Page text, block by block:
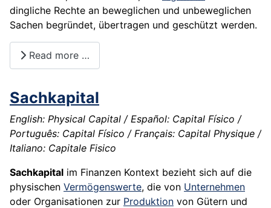
dingliche Rechte an beweglichen und unbeweglichen
Sachen begründet, übertragen und geschützt werden.
Read more …
Sachkapital
English: Physical Capital / Español: Capital Físico /
Português: Capital Físico / Français: Capital Physique /
Italiano: Capitale Fisico
Sachkapital im Finanzen Kontext bezieht sich auf die
physischen Vermögenswerte, die von Unternehmen
oder Organisationen zur Produktion von Gütern und